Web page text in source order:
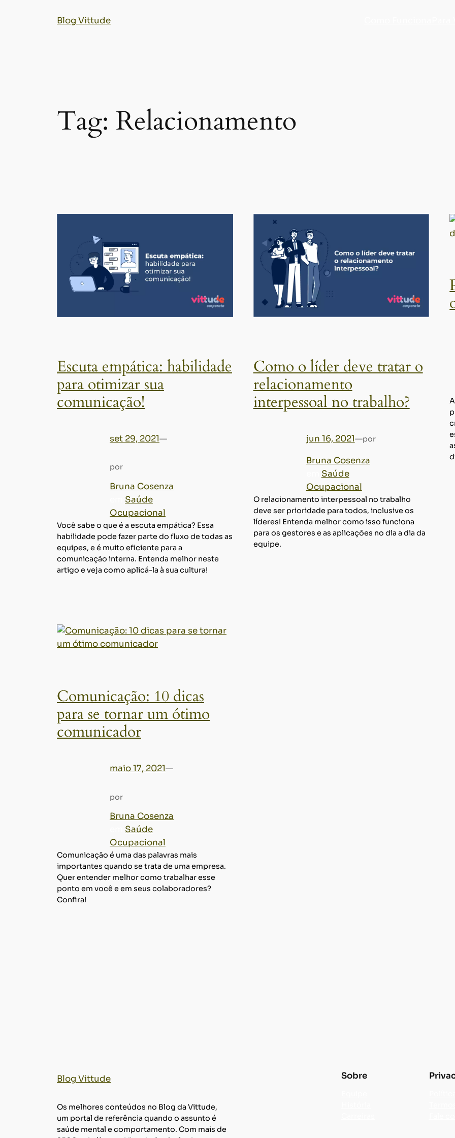
Blog Vittude
Tag: Relacionamento
Escuta empática: habilidade
para otimizar sua
comunicação!
set 29, 2021—
por
Bruna Cosenza
Saúde
Ocupacional
Você sabe o que é a escuta empática? Essa
habilidade pode fazer parte do fluxo de todas as
equipes, e é muito eficiente para a
comunicação interna. Entenda melhor neste
artigo e veja como aplicá-la à sua cultura!
Como o líder deve tratar o
relacionamento
interpessoal no trabalho?
jun 16, 2021—por
Bruna Cosenza
Saúde
Ocupacional
O relacionamento interpessoal no trabalho
deve ser prioridade para todos, inclusive os
líderes! Entenda melhor como isso funciona
para os gestores e as aplicações no dia a dia da
equipe.
Comunicação: 10 dicas
para se tornar um ótimo
comunicador
maio 17, 2021—
por
Bruna Cosenza
Saúde
Ocupacional
Comunicação é uma das palavras mais
importantes quando se trata de uma empresa.
Quer entender melhor como trabalhar esse
ponto em você e em seus colaboradores?
Confira!
Blog Vittude
Os melhores conteúdos no Blog da Vittude,
um portal de referência quando o assunto é
saúde mental e comportamento. Com mais de
Sobre